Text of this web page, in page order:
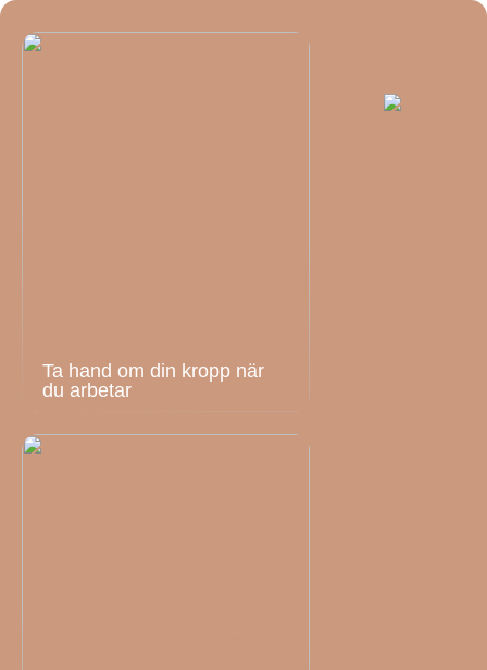
Ta hand om din kropp när
du arbetar